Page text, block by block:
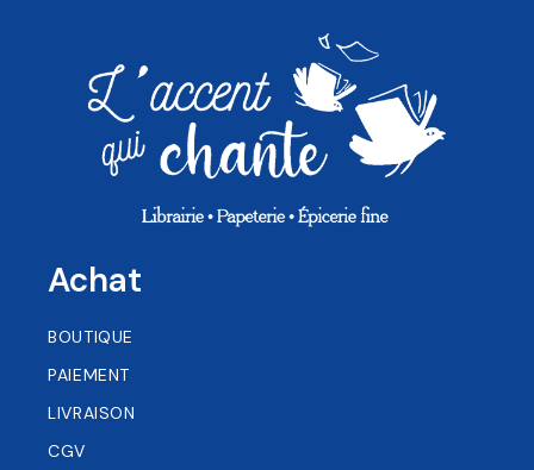
Achat
BOUTIQUE
PAIEMENT
LIVRAISON
CGV